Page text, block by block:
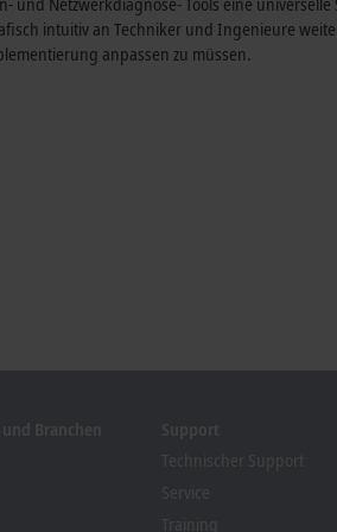
intuitiv an Techniker und Ingenieure
anpassen zu müssen.